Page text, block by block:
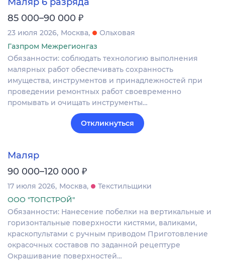
Маляр 6 разряда
85 000–90 000 ₽
23 июля 2026 Москва
Ольховая
Газпром Межрегионгаз
Обязанности: соблюдать технологию выполнения
малярных работ обеспечивать сохранность
имущества, инструментов и принадлежностей при
проведении ремонтных работ своевременно
промывать и очищать инструменты…
Откликнуться
Маляр
90 000–120 000 ₽
17 июля 2026 Москва
Текстильщики
ООО "ТОПСТРОЙ"
Обязанности: Нанесение побелки на вертикальные и
горизонтальные поверхности кистями, валиками,
краскопультами с ручным приводом Приготовление
окрасочных составов по заданной рецептуре
Окрашивание поверхностей…